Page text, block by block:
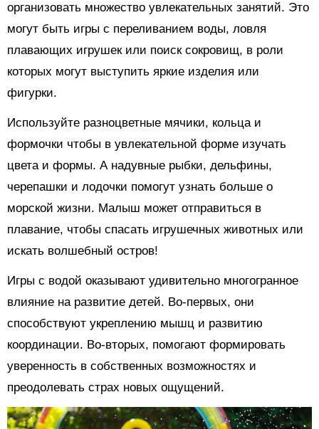
организовать множество увлекательных занятий. Это
могут быть игры с переливанием воды, ловля
плавающих игрушек или поиск сокровищ, в роли
которых могут выступить яркие изделия или
фигурки.
Используйте разноцветные мячики, кольца и
формочки чтобы в увлекательной форме изучать
цвета и формы. А надувные рыбки, дельфины,
черепашки и лодочки помогут узнать больше о
морской жизни. Малыш может отправиться в
плавание, чтобы спасать игрушечных животных или
искать волшебный остров!
Игры с водой оказывают удивительно многогранное
влияние на развитие детей. Во-первых, они
способствуют укреплению мышц и развитию
координации. Во-вторых, помогают формировать
уверенность в собственных возможностях и
преодолевать страх новых ощущений.